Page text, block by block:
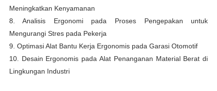
Meningkatkan Kenyamanan
8. Analisis Ergonomi pada Proses Pengepakan untuk
Mengurangi Stres pada Pekerja
9. Optimasi Alat Bantu Kerja Ergonomis pada Garasi Otomotif
10. Desain Ergonomis pada Alat Penanganan Material Berat di
Lingkungan Industri